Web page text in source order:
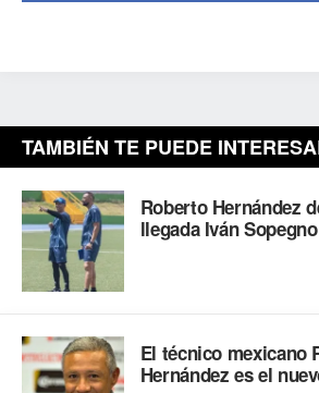
TAMBIÉN TE PUEDE
Roberto Hernández
llegada Iván Sopegno
El técnico mexicano
Hernández es el